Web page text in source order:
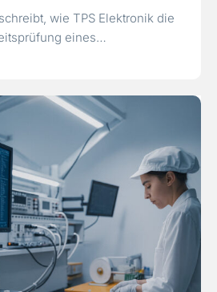
wie TPS Elektronik die
eines…